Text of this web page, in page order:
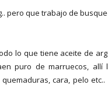
pero que trabajo de
lo que tiene aceite de
puro de marruecos, allí
cara, pelo etc..